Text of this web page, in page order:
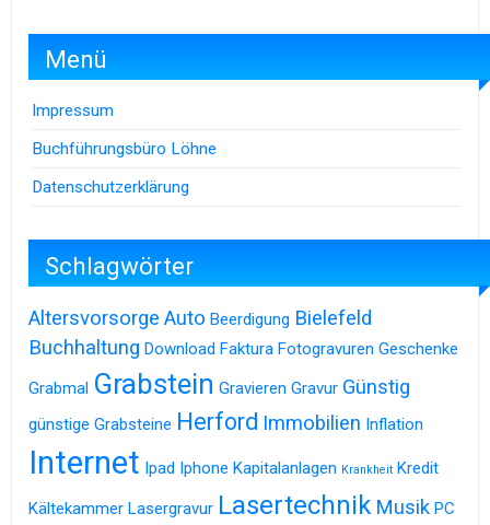
Menü
Impressum
Buchführungsbüro Löhne
Datenschutzerklärung
Schlagwörter
Altersvorsorge Auto Beerdigung Bielefeld
Buchhaltung Download Faktura Fotogravuren Geschenke
Grabmal Grabstein Gravieren Gravur Günstig
günstige Grabsteine Herford Immobilien Inflation
Internet Ipad Iphone Kapitalanlagen Krankheit Kredit
Kältekammer Lasergravur Lasertechnik Musik PC